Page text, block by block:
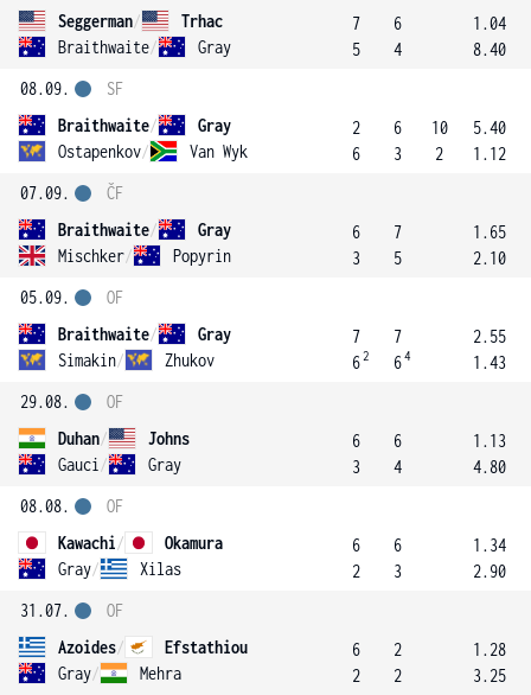
Seggerman/
Trhac
Braithwaite/ Gray
7
5
6
4
1.04
8.40
08.09.
Braithwaite/
Gray
Ostapenkov/ Van Wyk
SF
2
6
6
3
10
2
5.40
1.12
07.09.
Braithwaite/
Gray
Mischker/ Popyrin
ČF
6
3
7
5
1.65
2.10
05.09.
Braithwaite/
Gray
Simakin/ Zhukov
OF
7
62
7
64
2.55
1.43
29.08.
Duhan/
Johns
Gauci / Gray
OF
6
3
6
4
1.13
4.80
08.08.
Kawachi/
Okamura
Gray/ Xilas
OF
6
2
6
3
1.34
2.90
31.07.
Azoides/
Efstathiou
Gray/ Mehra
OF
6
2
2
2
1.28
3.25